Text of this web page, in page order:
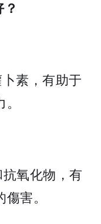
素，有助于
氧化物，有
害。